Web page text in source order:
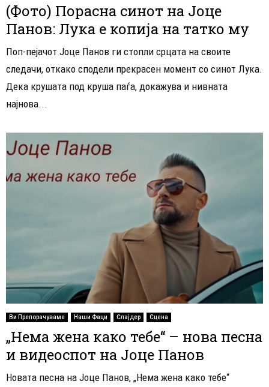
(Фото) Порасна синот на Јоце
Панов: Лука е копија на татко му
Поп-пејачот Јоце Панов ги стопли срцата на своите
следачи, откако сподели прекрасен момент со синот Лука.
Дека крушата под круша паѓа, докажува и нивната
најнова...
Ви Препорачуваме Наши Фаци Слајдер Сцена
„Нема жена како тебе“ – нова песна
и видеоспот на Јоце Панов
Новата песна на Јоце Панов, „Нема жена како тебе“